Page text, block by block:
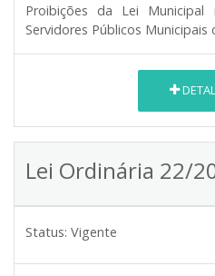
Proibições da Lei
Servidores Públicos Municipais
Lei Ordinária 22/
Status: Vigente